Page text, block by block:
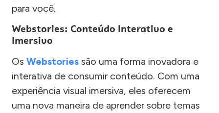
para você.
Webstories: Conteúdo Interativo e
Imersivo
Os Webstories são uma forma inovadora e
interativa de consumir conteúdo. Com uma
experiência visual imersiva, eles oferecem
uma nova maneira de aprender sobre temas